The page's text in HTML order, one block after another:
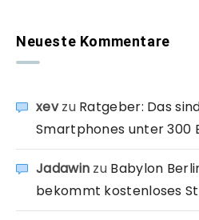
Neueste Kommentare
xevzu Ratgeber: Das
Smartphones unter 300
Jadawin zu Babylon
bekommt kostenloses